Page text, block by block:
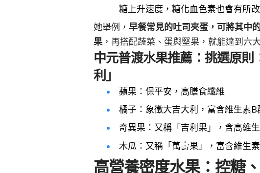
糖上升速度，糖化血色素也會有所改
她舉例， 早餐常見的吐司夾蛋，可將其中
果 ，再搭配蔬菜、蛋與堅果，就能達到六
中元普渡水果推薦：挑選原
利」
蘋果：保平安，高膳食纖維
橘子：象徵大吉大利，富含維生素B
奇異果：又稱「吉利果」，含高維
木瓜：又稱「萬壽果」，富含維生
高營養密度水果：控糖